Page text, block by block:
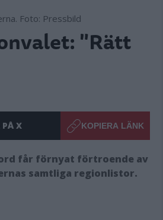
Foto: Pressbild
"Rätt
PÅ X KOPIERA LÄNK
får förnyat förtroende av
samtliga regionlistor.